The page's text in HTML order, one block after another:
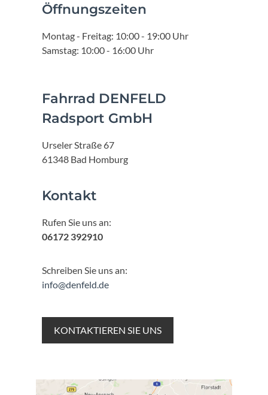
Öffnungszeiten
Montag - Freitag: 10:00 - 19:00 Uhr
Samstag: 10:00 - 16:00 Uhr
Fahrrad DENFELD
Radsport GmbH
Urseler Straße 67
61348 Bad Homburg
Kontakt
Rufen Sie uns an:
06172 392910
Schreiben Sie uns an:
info@denfeld.de
KONTAKTIEREN SIE UNS